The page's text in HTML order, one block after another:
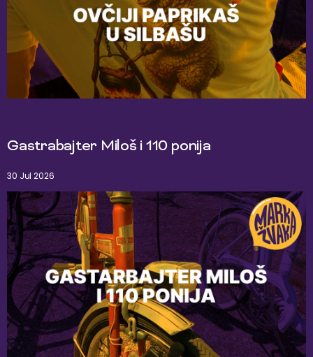
Gastrabajter Miloš i 110 ponija
30 Jul 2026